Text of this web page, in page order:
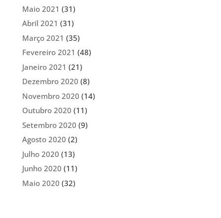
Maio 2021 (31)
Abril 2021 (31)
Março 2021 (35)
Fevereiro 2021 (48)
Janeiro 2021 (21)
Dezembro 2020 (8)
Novembro 2020 (14)
Outubro 2020 (11)
Setembro 2020 (9)
Agosto 2020 (2)
Julho 2020 (13)
Junho 2020 (11)
Maio 2020 (32)